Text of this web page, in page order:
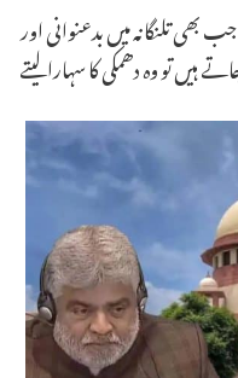
تلنگانہ میں بدعنوانی اور
تو وہ دھمکی کا سہارا لیتے